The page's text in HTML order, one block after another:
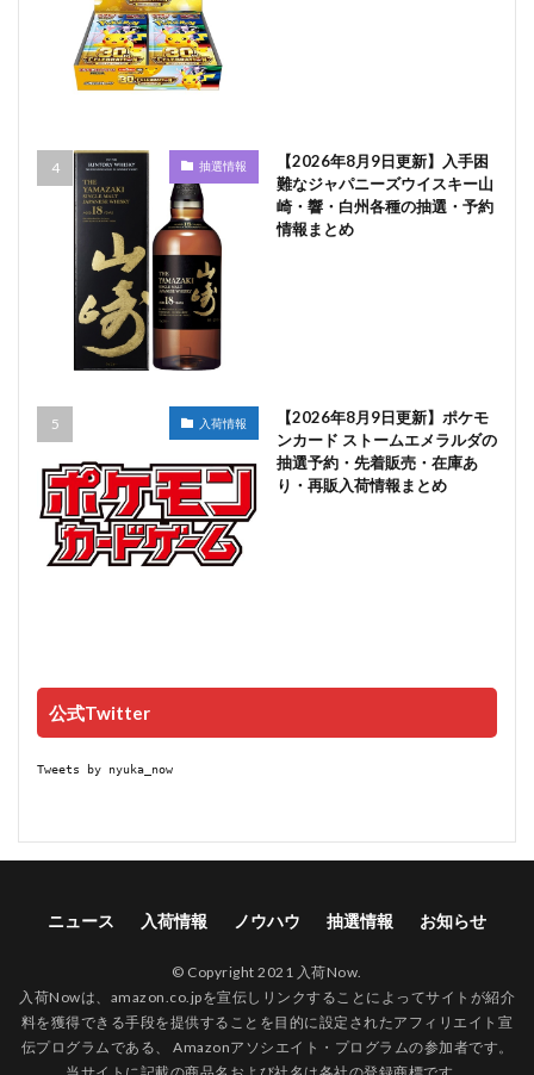
抽選情報
【2026年8月9日更新】入手困
難なジャパニーズウイスキー山
崎・響・白州各種の抽選・予約
情報まとめ
入荷情報
【2026年8月9日更新】ポケモ
ンカード ストームエメラルダの
抽選予約・先着販売・在庫あ
り・再販入荷情報まとめ
公式Twitter
Tweets by nyuka_now
ニュース 入荷情報 ノウハウ 抽選情報 お知らせ
© Copyright 2021 入荷Now.
入荷Nowは、amazon.co.jpを宣伝しリンクすることによってサイトが紹介
料を獲得できる手段を提供することを目的に設定されたアフィリエイト宣
伝プログラムである、 Amazonアソシエイト・プログラムの参加者です。
当サイトに記載の商品名および社名は各社の登録商標です。